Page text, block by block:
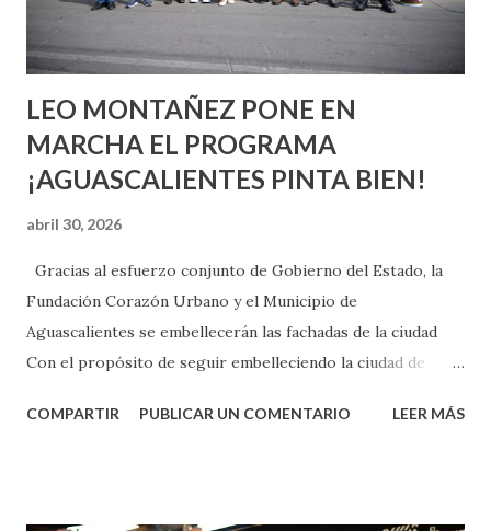
experiencia te dirá, siempre es mejor cuando ambas partes
son suficientemen...
LEO MONTAÑEZ PONE EN
MARCHA EL PROGRAMA
¡AGUASCALIENTES PINTA BIEN!
abril 30, 2026
Gracias al esfuerzo conjunto de Gobierno del Estado, la
Fundación Corazón Urbano y el Municipio de
Aguascalientes se embellecerán las fachadas de la ciudad
Con el propósito de seguir embelleciendo la ciudad de
municipal, Leo Montañez dio inicio al programa
COMPARTIR PUBLICAR UN COMENTARIO LEER MÁS